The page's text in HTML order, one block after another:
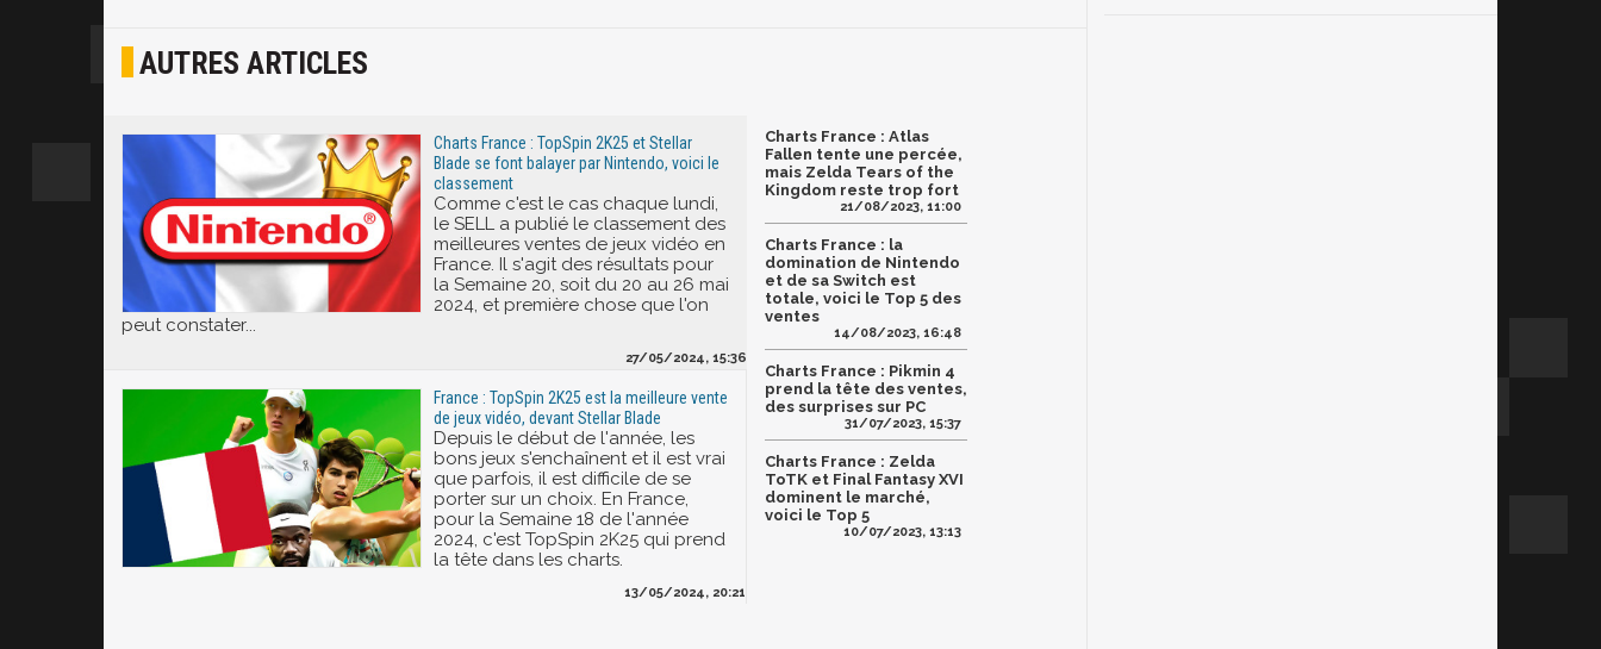
Joyeux
AUTRES ARTICLES
Charts France : TopSpin 2K25 et Stellar
Blade se font balayer par Nintendo, voici le
classement
Comme c'est le cas chaque lundi,
le SELL a publié le classement des
meilleures ventes de jeux vidéo en
France. Il s'agit des résultats pour
la Semaine 20, soit du 20 au 26 mai
2024, et première chose que l'on
peut constater...
27/05/2024, 15:36
France : TopSpin 2K25 est la meilleure vente
de jeux vidéo, devant Stellar Blade
Depuis le début de l'année, les
bons jeux s'enchaînent et il est vrai
que parfois, il est difficile de se
porter sur un choix. En France,
pour la Semaine 18 de l'année
2024, c'est TopSpin 2K25 qui prend
la tête dans les charts.
13/05/2024, 20:21
Charts France : Atlas
Fallen tente une percée,
mais Zelda Tears of the
Kingdom reste trop fort
21/08/2023, 11:00
Charts France : la
domination de Nintendo
et de sa Switch est
totale, voici le Top 5 des
ventes
14/08/2023, 16:48
Charts France : Pikmin 4
prend la tête des ventes,
des surprises sur PC
31/07/2023, 15:37
Charts France : Zelda
ToTK et Final Fantasy XVI
dominent le marché,
voici le Top 5
10/07/2023, 13:13